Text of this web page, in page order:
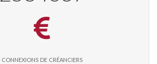
connexions de créanciers